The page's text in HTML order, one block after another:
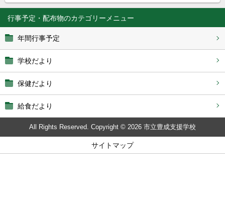
行事予定・配布物
年間行事予定
学校だより
保健だより
給食だより
All Rights Reserved. Copyright © 2026 市立豊成支援学校
サイトマップ